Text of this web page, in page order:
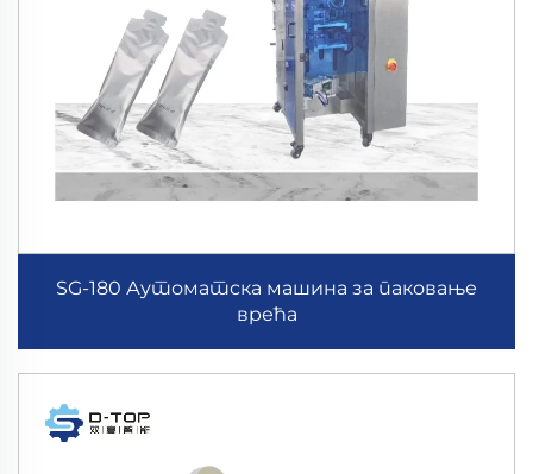
SG-180 Аутоматска машина за паковање
врећа